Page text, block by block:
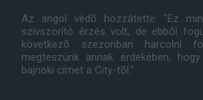
Az angol védõ hozzátette: "Ez
szívszorító érzés volt, de ebbõl
következõ szezonban harcolni
megteszünk annak érdekében,
bajnoki címet a City-tõl."